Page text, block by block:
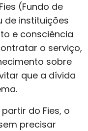
(Fundo de
de instituições
e consciência
o serviço,
sobre
que a dívida
do Fies, o
precisar